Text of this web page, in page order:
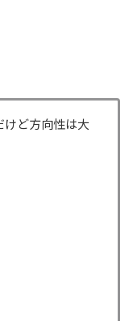
けど方向性は大